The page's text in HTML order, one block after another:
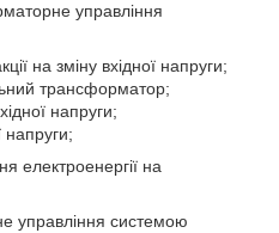
управління
на зміну вхідної напруги;
трансформатор;
напруги;
електроенергії на
управління системою